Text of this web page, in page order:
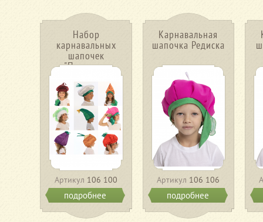
Набор
карнавальных
шапочек
"Праздник
Артикул 106 100
подробнее
Карнавальная
шапочка Редиска
Артикул 106 106
подробнее